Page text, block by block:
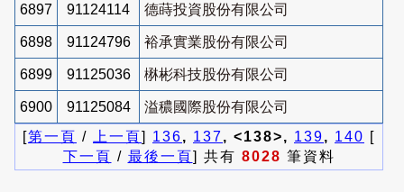
6897 91124114 德蒔投資股份有限公司
6898 91124796 裕承實業股份有限公司
6899 91125036 楙彬科技股份有限公司
6900 91125084
溢穠國際股份有限公司
[第一頁 / 上一頁] 136, 137, <138>, 139, 140 [
下一頁 / 最後一頁] 共有 8028 筆資料